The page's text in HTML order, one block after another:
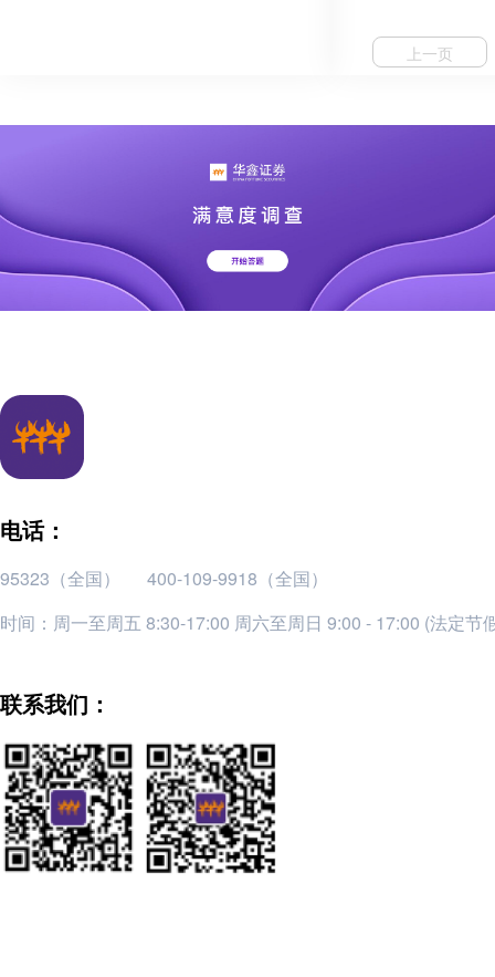
上一页
电话：
95323（全国）
400-109-9918（全国）
时间：周一至周五 8:30-17:00 周六至周日 9:00 - 17:00 (法定节
联系我们：